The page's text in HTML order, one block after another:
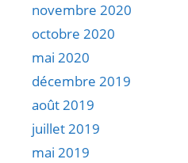
novembre 2020
octobre 2020
mai 2020
décembre 2019
août 2019
juillet 2019
mai 2019